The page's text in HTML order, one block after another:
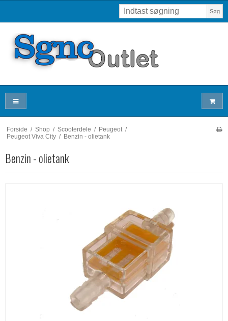
Søg
Forside / Shop / Scooterdele / Peugeot /
Peugeot Viva City / Benzin - olietank
Benzin - olietank